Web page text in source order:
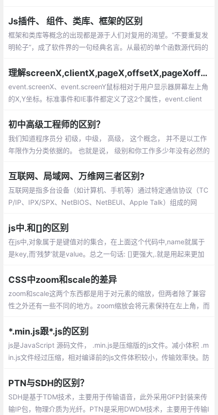
“现实”（AR，VR，MR）的术语。
Js插件、 组件、类库、框架的区别
框架和类库等概念的出现都是源于人们对复用的渴望。“不要重复发
明轮子”，成了软件界的一句经典名言。从最初的单个函数源代码的
理解screenX,clientX,pageX,offsetX,pageXoffset的区别
event.screenX、event.screenY鼠标相对于用户显示器屏幕左上角
的X,Y坐标。标准事件和IE事件都定义了这2个属性，event.client
初中高级工程师的区别？
我们知道程序员分 初级，中级， 高级， 这个概念， 并不是以工作
年限作为分类依据的。 也就是说， 级别和你工作多少年没有必然的
工程师， 工作短短两三年， 就跻身高级工程师的行列。
互联网、局域网、万维网三者区别?
互联网是指多台设备（如计算机、手机等）通过特定通信协议（TC
P/IP、IPX/SPX、NetBIOS、NetBEUI、Apple Talk）组成的网
般不大于10公里，而且通常只使用一种传输介质
js中.和[]的区别
在js中,对象属于是键值对的集合，在上面这个代码中,name就属于
是key,而‘残梦‘就是value。总之一句话: []更强大,.就是用起来更加
CSS中zoom和scale的差异
zoom和scale这两个东西都是用于对元素的缩放，但两者除了兼容
性之外还有一些不同的地方。zoom缩放会将元素保持在左上角，而
*.min.js跟*.js的区别
js是JavaScript 源码文件， .min.js是压缩版的js文件。减小体积 .m
in.js文件经过压缩，相对编译前的js文件体积较小，传输效率快。防
PTN与SDH的区别？
SDH是基于TDM技术，主要用于传输语音，此外采用GFP封装来传
输IP包，物理介质为光纤。PTN是采用DWDM技术，主要用于传输I